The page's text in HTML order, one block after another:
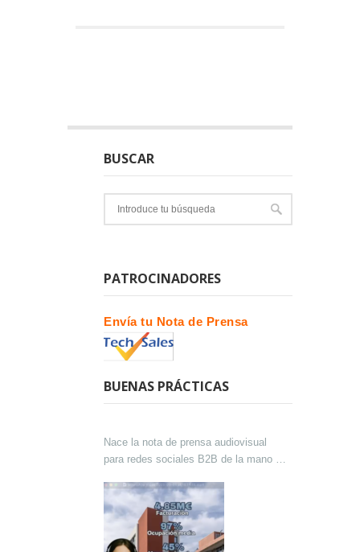
BUSCAR
PATROCINADORES
Envía tu Nota de Prensa
BUENAS PRÁCTICAS
Nace la nota de prensa audiovisual
para redes sociales B2B de la mano de